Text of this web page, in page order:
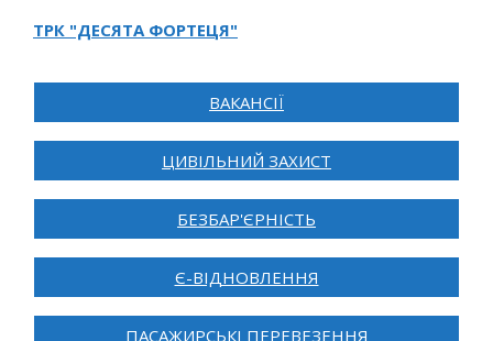
ТРК "ДЕСЯТА ФОРТЕЦЯ"
ВАКАНСІЇ
ЦИВІЛЬНИЙ ЗАХИСТ
БЕЗБАР'ЄРНІСТЬ
Є-ВІДНОВЛЕННЯ
ПАСАЖИРСЬКІ ПЕРЕВЕЗЕННЯ